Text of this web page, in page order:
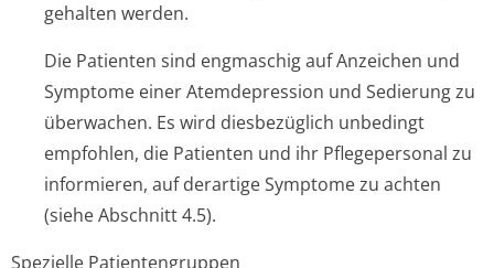
gehalten werden.
Die Patienten sind engmaschig auf Anzeichen und
Symptome einer Atemdepression und Sedierung zu
überwachen. Es wird diesbezüglich unbedingt
empfohlen, die Patienten und ihr Pflegepersonal zu
informieren, auf derartige Symptome zu achten
(siehe Abschnitt 4.5).
Spezielle Patientengruppen